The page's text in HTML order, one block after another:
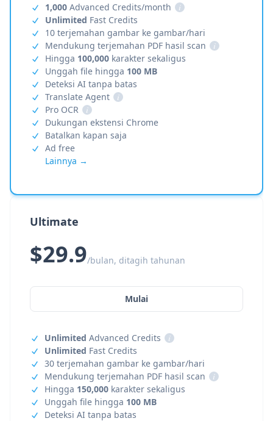
1,000 Advanced Credits/month
i
Unlimited Fast Credits
10 terjemahan gambar ke gambar/hari
Mendukung terjemahan PDF hasil scan
i
Hingga 100,000 karakter sekaligus
Unggah file hingga 100 MB
Deteksi AI tanpa batas
Translate Agent
i
Pro OCR
i
Dukungan ekstensi Chrome
Batalkan kapan saja
Ad free
Lainnya →
Ultimate
$29.9/bulan, ditagih tahunan
Mulai
Unlimited Advanced Credits
i
Unlimited Fast Credits
30 terjemahan gambar ke gambar/hari
Mendukung terjemahan PDF hasil scan
i
Hingga 150,000 karakter sekaligus
Unggah file hingga 100 MB
Deteksi AI tanpa batas